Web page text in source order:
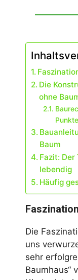
Die
ohne
Baum
Fazit:
lebendig
Häufig
Die
uns
sehr
Baumhaus“